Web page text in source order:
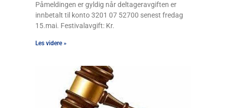
Påmeldingen er gyldig når deltageravgiften er
innbetalt til konto 3201 07 52700 senest fredag
15.mai. Festivalavgift: Kr.
Les videre »